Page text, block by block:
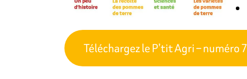
Téléchargez le P’tit Agri – numéro 7